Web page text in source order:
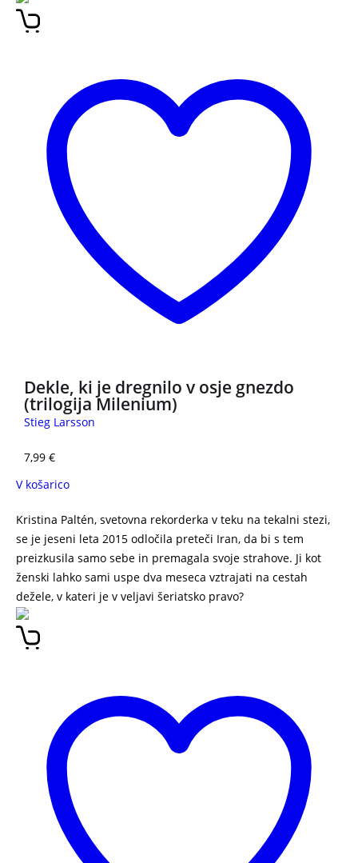
Dekle, ki je dregnilo v osje gnezdo
(trilogija Milenium)
Stieg Larsson
7,99 €
V košarico
Kristina Paltén, svetovna rekorderka v teku na tekalni stezi,
se je jeseni leta 2015 odločila preteči Iran, da bi s tem
preizkusila samo sebe in premagala svoje strahove. Ji kot
ženski lahko sami uspe dva meseca vztrajati na cestah
dežele, v kateri je v veljavi šeriatsko pravo?